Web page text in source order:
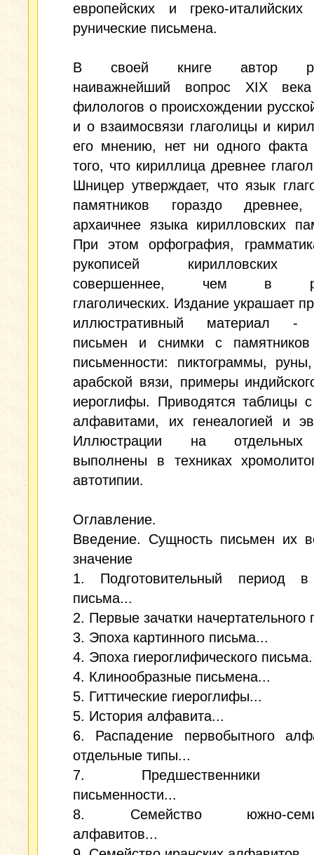
европейских и греко-италийских
рунические письмена.
В своей книге автор
наиважнейший вопрос XIX века
филологов о происхождении
и о взаимосвязи глаголицы и
его мнению, нет ни одного факта
того, что кириллица древнее
Шницер утверждает, что язык
памятников гораздо древнее,
архаичнее языка кирилловских
При этом орфография,
рукописей кирилловских
совершеннее, чем в
глаголических. Издание украшает
иллюстративный материал -
письмен и снимки с
письменности: пиктограммы,
арабской вязи, примеры
иероглифы. Приводятся таблицы
алфавитами, их генеалогией и
Иллюстрации на отдельных
выполнены в техниках
автотипии.
Оглавление.
Введение. Сущность письмен их
значение
1. Подготовительный период в
письма...
2. Первые зачатки начертательного
3. Эпоха картинного письма...
4. Эпоха гиероглифического
4. Клинообразные письмена...
5. Гиттические гиероглифы...
5. История алфавита...
6. Распадение первобытного
отдельные типы...
7. Предшественники
письменности...
8. Семейство южно-
алфавитов...